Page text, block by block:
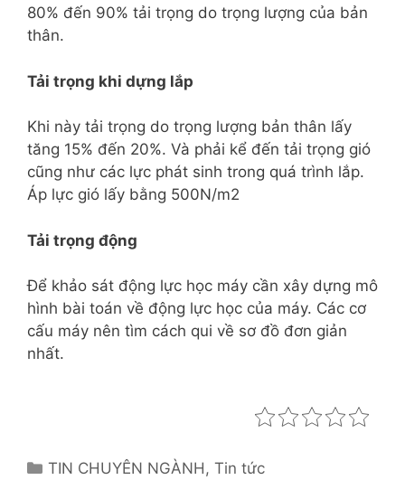
80% đến 90% tải trọng do trọng lượng của bản
thân.
Tải trọng khi dựng lắp
Khi này tải trọng do trọng lượng bản thân lấy
tăng 15% đến 20%. Và phải kể đến tải trọng gió
cũng như các lực phát sinh trong quá trình lắp.
Áp lực gió lấy bằng 500N/m2
Tải trọng động
Để khảo sát động lực học máy cần xây dựng mô
hình bài toán về động lực học của máy. Các cơ
cấu máy nên tìm cách qui về sơ đồ đơn giản
nhất.
C
TIN CHUYÊN NGÀNH ,Tin tức